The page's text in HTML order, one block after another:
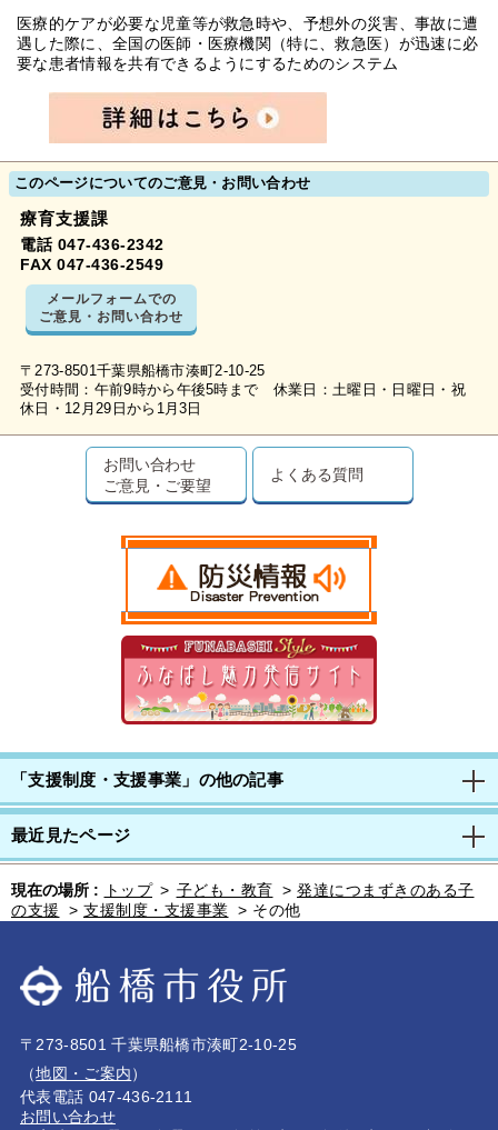
医療的ケアが必要な児童等が救急時や、予想外の災害、事故に遭
遇した際に、全国の医師・医療機関（特に、救急医）が迅速に必
要な患者情報を共有できるようにするためのシステム
このページについてのご意見・お問い合わせ
療育支援課
電話 047-436-2342
FAX 047-436-2549
メールフォームでの
ご意見・お問い合わせ
〒273-8501千葉県船橋市湊町2-10-25
受付時間：午前9時から午後5時まで 休業日：土曜日・日曜日・祝
休日・12月29日から1月3日
お問い合わせ
ご意見・ご要望
よくある質問
「支援制度・支援事業」の他の記事
最近見たページ
現在の場所 : トップ > 子ども・教育 > 発達につまずきのある子
の支援
> 支援制度・支援事業 > その他
〒273-8501 千葉県船橋市湊町2-10-25
（地図・ご案内）
代表電話 047-436-2111
お問い合わせ